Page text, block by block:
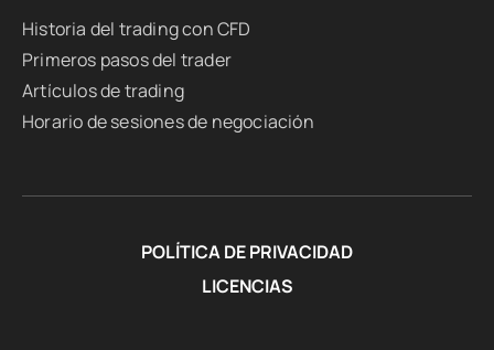
Historia del trading con CFD
Primeros pasos del trader
Artículos de trading
Horario de sesiones de negociación
POLÍTICA DE PRIVACIDAD
LICENCIAS